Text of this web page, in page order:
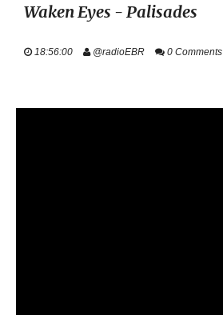
STAFF
EVENTOS
Waken Eyes - Palisades
18:56:00 @radioEBR 0 Comments